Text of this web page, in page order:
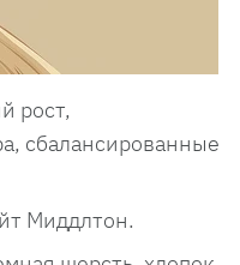
рост,
сбалансированные
Миддлтон.